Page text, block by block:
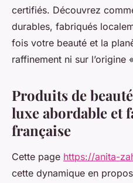
certifiés. Découvrez
durables, fabriqués
fois votre beauté et la
raffinement ni sur l’origine
Produits de
luxe abordable et
française
Cette page https://anita-
cette dynamique en